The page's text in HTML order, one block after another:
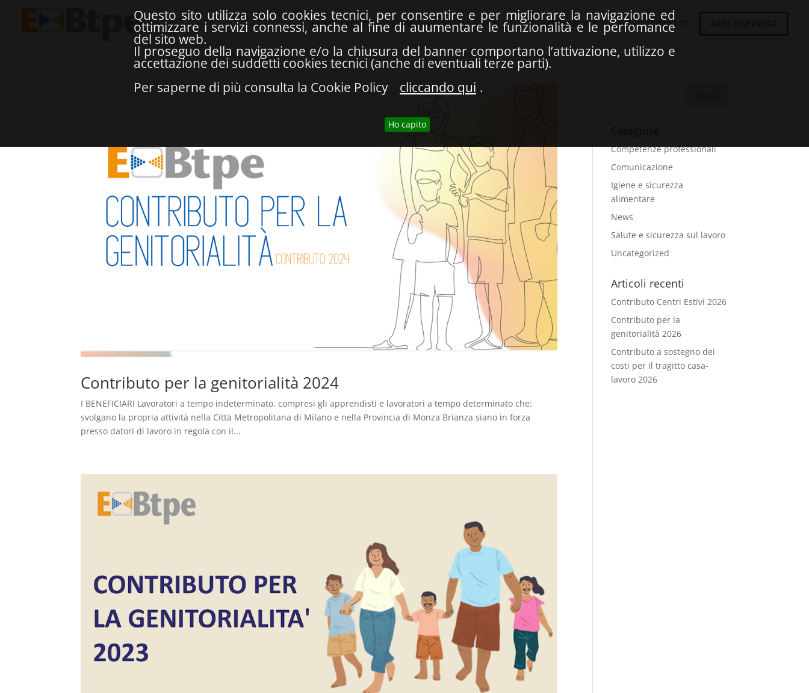
Questo sito utilizza solo cookies tecnici, per consentire e per migliorare la navigazione ed
ottimizzare i servizi connessi, anche al fine di auumentare le funzionalità e le perfomance
del sito web.
Il proseguo della navigazione e/o la chiusura del banner comportano l’attivazione, utilizzo e
accettazione dei suddetti cookies tecnici (anche di eventuali terze parti).
Per saperne di più consulta la Cookie Policy
cliccando qui .
Ho capito
HOME L’ENTE SERVIZI MODULISTICA DOCUMENTAZIONE NEWS CONTATTI AREA RISERVATA
Contributo per la genitorialità 2024
I BENEFICIARI Lavoratori a tempo indeterminato, compresi gli apprendisti e lavoratori a tempo determinato che:
svolgano la propria attività nella Città Metropolitana di Milano e nella Provincia di Monza Brianza siano in forza
presso datori di lavoro in regola con il...
Competenze professionali
Comunicazione
Igiene e sicurezza
alimentare
News
Salute e sicurezza sul lavoro
Uncategorized
Articoli recenti
Contributo Centri Estivi 2026
Contributo per la
genitorialità 2026
Contributo a sostegno dei
costi per il tragitto casa-
lavoro 2026